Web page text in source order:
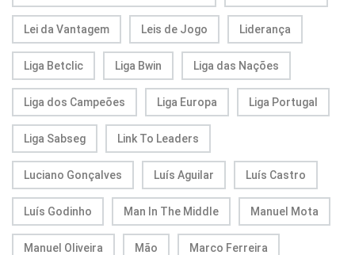
Lei da Vantagem Leis de Jogo Liderança
Liga Betclic Liga Bwin Liga das Nações
Liga dos Campeões Liga Europa Liga Portugal
Liga Sabseg Link To Leaders
Luciano Gonçalves Luís Aguilar Luís Castro
Luís Godinho Man In The Middle Manuel Mota
Manuel Oliveira Mão Marco Ferreira